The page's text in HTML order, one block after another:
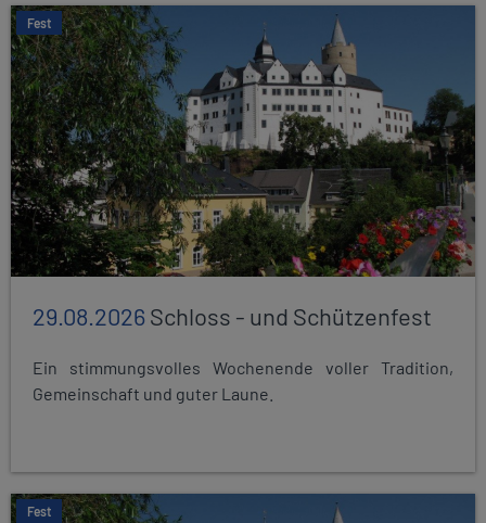
Fest
29.08.2026Schloss - und Schützenfest
Ein stimmungsvolles Wochenende voller Tradition,
Gemeinschaft und guter Laune.
Fest